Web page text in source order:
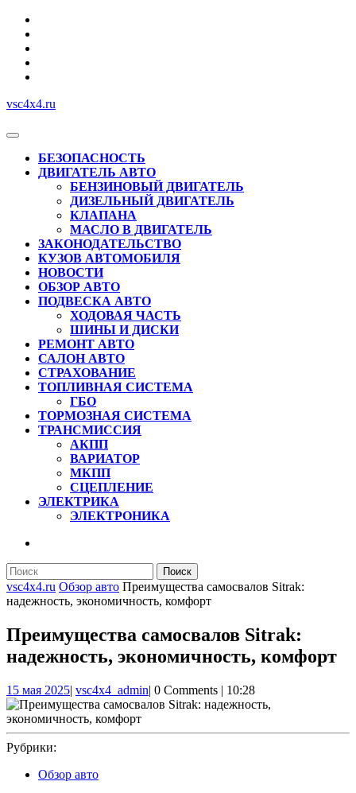
Перейти
содержимому
vsc4x4.ru
Кнопка
ОткрытьБЕЗОПАСНОСТЬ
ДВИГАТЕЛЬ АВТО
БЕНЗИНОВЫЙ ДВИГАТЕЛЬ
ДИЗЕЛЬНЫЙ ДВИГАТЕЛЬ
КЛАПАНА
МАСЛО В ДВИГАТЕЛЬ
ЗАКОНОДАТЕЛЬСТВО
КУЗОВ АВТОМОБИЛЯ
НОВОСТИ
ОБЗОР АВТО
ПОДВЕСКА АВТО
ХОДОВАЯ ЧАСТЬ
ШИНЫ И ДИСКИ
РЕМОНТ АВТО
САЛОН АВТО
СТРАХОВАНИЕ
ТОПЛИВНАЯ СИСТЕМА
ГБО
ТОРМОЗНАЯ СИСТЕМА
ТРАНСМИССИЯ
АКПП
ВАРИАТОР
МКПП
СЦЕПЛЕНИЕ
ЭЛЕКТРИКА
ЭЛЕКТРОНИКА
КНОПКА
Найти:
vsc4x4.ru Обзор авто Преимущества самосвалов Sitrak:
надежность, экономичность, комфорт
Преимущества самосвалов Sitrak:
надежность, экономичность, комфорт
15 мая 202515
мая
2025
| vsc4x4_adminvsc4x4_admin
| 0 Comments | 10:28
Рубрики:
Обзор авто